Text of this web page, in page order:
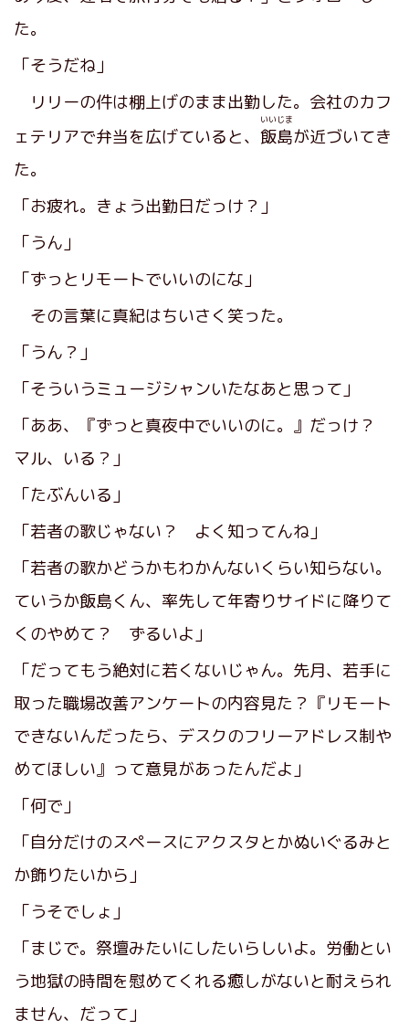
た。
「そうだね」
リリーの件は棚上げのまま出勤した。会社のカフ
ェテリアで弁当を広げていると、 飯島
いいじま
が近づいてき
た。
「お疲れ。きょう出勤日だっけ？」
「うん」
「ずっとリモートでいいのにな」
その言葉に真紀はちいさく笑った。
「うん？」
「そういうミュージシャンいたなあと思って」
「ああ、『ずっと真夜中でいいのに。』だっけ？
マル、いる？」
「たぶんいる」
「若者の歌じゃない？ よく知ってんね」
「若者の歌かどうかもわかんないくらい知らない。
ていうか飯島くん、率先して年寄りサイドに降りて
くのやめて？ ずるいよ」
「だってもう絶対に若くないじゃん。先月、若手に
取った職場改善アンケートの内容見た？『リモート
できないんだったら、デスクのフリーアドレス制や
めてほしい』って意見があったんだよ」
「何で」
「自分だけのスペースにアクスタとかぬいぐるみと
か飾りたいから」
「うそでしょ」
「まじで。祭壇みたいにしたいらしいよ。労働とい
う地獄の時間を慰めてくれる癒しがないと耐えられ
ません、だって」